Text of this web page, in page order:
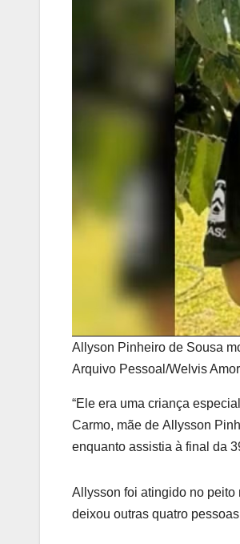
Allyson Pinheiro de Sousa
Arquivo Pessoal/Welvis
“Ele era uma criança
Carmo, mãe de Allysson
enquanto assistia à final da
Allysson foi atingido no peito
deixou outras quatro